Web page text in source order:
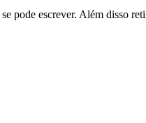
pode escrever. Além disso